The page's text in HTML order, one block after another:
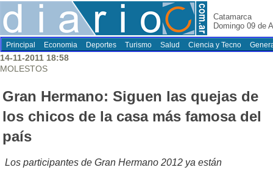
Catamarca
Domingo 09 de
Principal Economia Deportes Turismo Salud Ciencia y Tecno
14-11-2011 18:58
MOLESTOS
Gran Hermano: Siguen las quejas de
los chicos de la casa más famosa del
país
Los participantes de Gran Hermano 2012 ya están